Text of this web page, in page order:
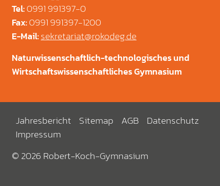
Tel:0991 991397-0
Fax:0991 991397-1200
E-Mail:sekretariat@rokodeg.de
Naturwissenschaftlich-technologisches und
Wirtschaftswissenschaftliches Gymnasium
Jahresbericht Sitemap AGB
Datenschutz
Impressum
© 2026 Robert-Koch-Gymnasium